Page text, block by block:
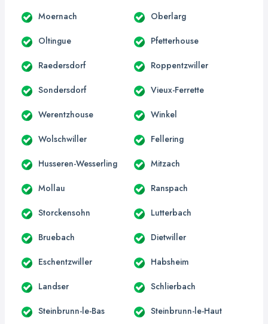
Moernach Oberlarg
Oltingue Pfetterhouse
Raedersdorf Roppentzwiller
Sondersdorf Vieux-Ferrette
Werentzhouse Winkel
Wolschwiller Fellering
Husseren-Wesserling Mitzach
Mollau Ranspach
Storckensohn Lutterbach
Bruebach Dietwiller
Eschentzwiller Habsheim
Landser Schlierbach
Steinbrunn-le-Bas Steinbrunn-le-Haut